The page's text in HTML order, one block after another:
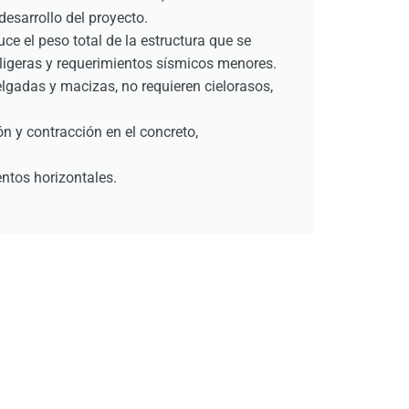
del proyecto.
el peso total de la estructura que se
y requerimientos sísmicos menores.
y macizas, no requieren cielorasos,
y contracción en el concreto,
horizontales.